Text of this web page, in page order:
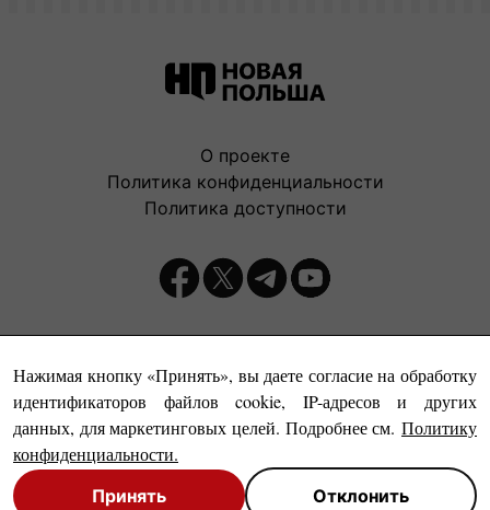
Нажимая кнопку «Принять», вы даете согласие на обработку
идентификаторов файлов cookie, IP-адресов и других
данных, для маркетинговых целей. Подробнее см. Политику
конфиденциальности.
Принять Отклонить
О проекте
Политика конфиденциальности
Политика доступности